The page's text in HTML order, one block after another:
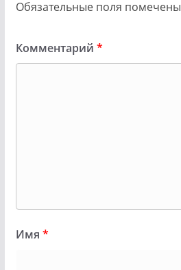
Обязательные поля помечены
Комментарий *
Имя *